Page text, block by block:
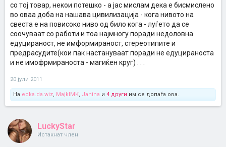
со тој товар, некои потешко - а јас мислам дека е бисмислено
во оваа доба на нашава цивилизација - кога нивото на
свеста е на повисоко ниво од било кога - луѓето да се
соочуваат со работи и тоа најмногу поради недоловна
едуцираност, не имформираност, стереотипите и
предрасудите(кои пак настануваат поради не едуцираноста
и не имофрмираноста - магиќен круг) . . .
20 јули 2011
На ecka.da.wiz, MajklMK, Janina и 4 други им се допаѓа ова.
LuckyStar
Истакнат член